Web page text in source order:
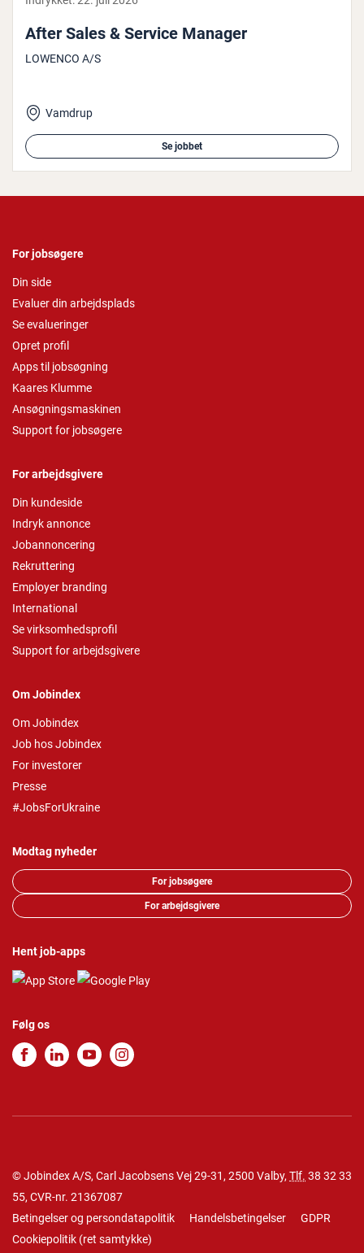
After Sales & Service Manager
LOWENCO A/S
Vamdrup
Se jobbet
For jobsøgere
Din side
Evaluer din arbejdsplads
Se evalueringer
Opret profil
Apps til jobsøgning
Kaares Klumme
Ansøgningsmaskinen
Support for jobsøgere
For arbejdsgivere
Din kundeside
Indryk annonce
Jobannoncering
Rekruttering
Employer branding
International
Se virksomhedsprofil
Support for arbejdsgivere
Om Jobindex
Om Jobindex
Job hos Jobindex
For investorer
Presse
#JobsForUkraine
Modtag nyheder
For jobsøgere
For arbejdsgivere
Hent job-apps
Følg os
© Jobindex A/S, Carl Jacobsens Vej 29-31, 2500 Valby, Tlf. 38 32 33
55, CVR-nr. 21367087
Betingelser og persondatapolitik
Handelsbetingelser
GDPR
Cookiepolitik (ret samtykke)